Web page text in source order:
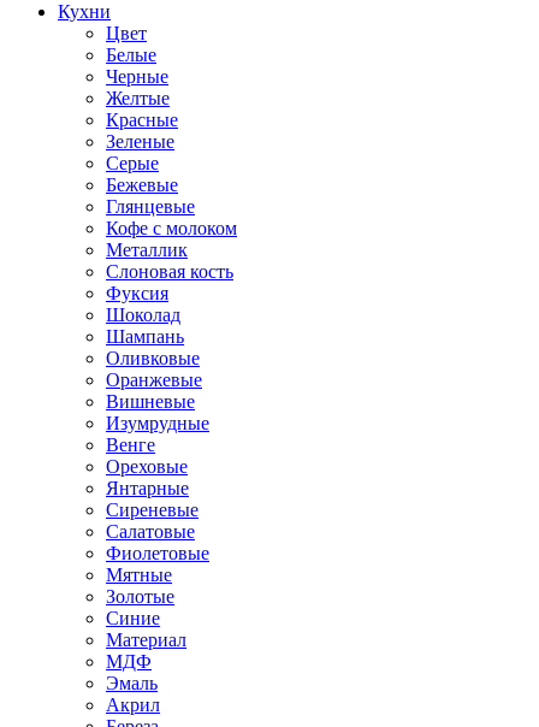
Кухни
Цвет
Белые
Черные
Желтые
Красные
Зеленые
Серые
Бежевые
Глянцевые
Кофе с молоком
Металлик
Слоновая кость
Фуксия
Шоколад
Шампань
Оливковые
Оранжевые
Вишневые
Изумрудные
Венге
Ореховые
Янтарные
Сиреневые
Салатовые
Фиолетовые
Мятные
Золотые
Синие
Материал
МДФ
Эмаль
Акрил